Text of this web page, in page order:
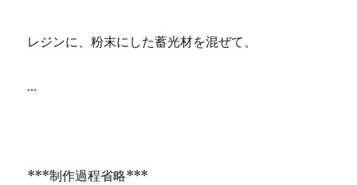
レジンに、粉末にした蓄光材を混ぜて、
…
***制作過程省略***